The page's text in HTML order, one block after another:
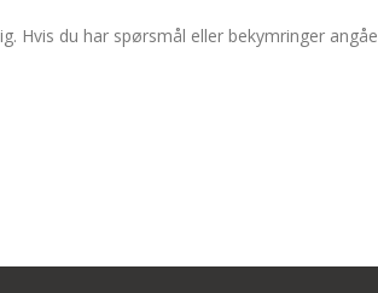
Hvis du har spørsmål eller bekymringer